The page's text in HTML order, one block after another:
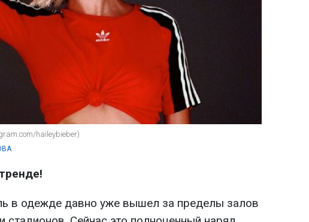
haileybieber)
в одежде давно уже вышел за пределы залов